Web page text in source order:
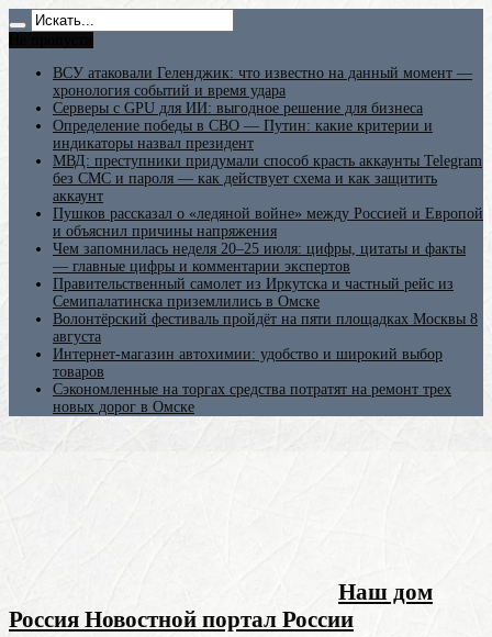
ВСУ атаковали Геленджик: что известно на данный момент —
хронология событий и время удара
Серверы с GPU для ИИ: выгодное решение для бизнеса
Определение победы в СВО — Путин: какие критерии и
индикаторы назвал президент
МВД: преступники придумали способ красть аккаунты Telegram
без СМС и пароля — как действует схема и как защитить
аккаунт
Пушков рассказал о «ледяной войне» между Россией и Европой
и объяснил причины напряжения
Чем запомнилась неделя 20–25 июля: цифры, цитаты и факты
— главные цифры и комментарии экспертов
Правительственный самолет из Иркутска и частный рейс из
Семипалатинска приземлились в Омске
Волонтёрский фестиваль пройдёт на пяти площадках Москвы 8
августа
Интернет-магазин автохимии: удобство и широкий выбор
товаров
Сэкономленные на торгах средства потратят на ремонт трех
новых дорог в Омске
Наш дом
Россия Новостной портал России